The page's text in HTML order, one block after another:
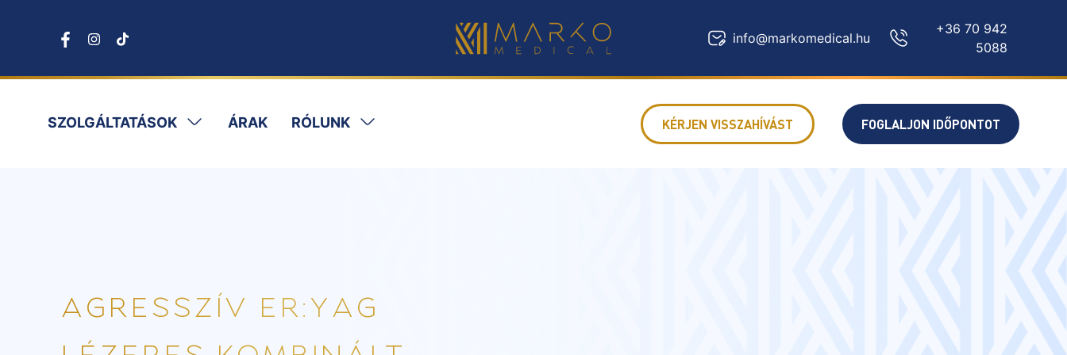
info@markomedical.hu
+36 70 942
5088
SZOLGÁLTATÁSOK ÁRAK RÓLUNK KÉRJEN VISSZAHÍVÁST FOGLALJON IDŐPONTOT
AGRESSZÍV ER:YAG